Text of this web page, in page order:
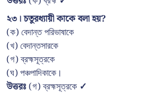
২৩। চতুরধ্যায়ী কাকে বলা হয়?
(ক) বেদান্ত পরিভাষাকে
(খ) বেদান্তসারকে
(গ) ব্রহ্মসূত্রকে
(ঘ) পঞ্চপাদিকাকে।
উত্তরঃ(গ) ব্রহ্মসূত্রকে ✓